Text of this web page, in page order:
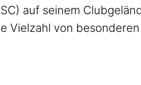
auf seinem
Vielzahl von